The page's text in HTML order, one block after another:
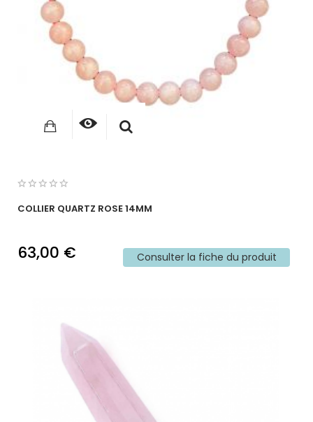
COLLIER QUARTZ ROSE 14MM
63,00 € Consulter la fiche du produit